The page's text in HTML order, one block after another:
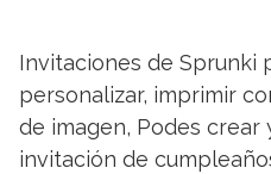
Invitaciones de Sprunki
personalizar, imprimir
de imagen, Podes
invitación de